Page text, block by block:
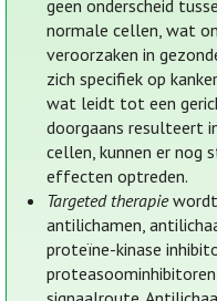
geen onderscheid
normale cellen, wat
veroorzaken in
zich specifiek op
wat leidt tot een
doorgaans resulteert
cellen, kunnen er nog
effecten optreden.
Targeted therapiewordt
antilichamen,
proteïne-kinase